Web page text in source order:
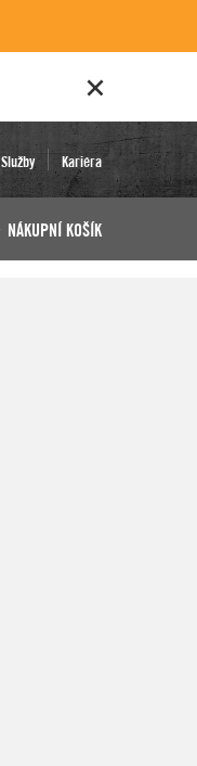
Služby Kariéra
NÁKUPNÍ KOŠÍK